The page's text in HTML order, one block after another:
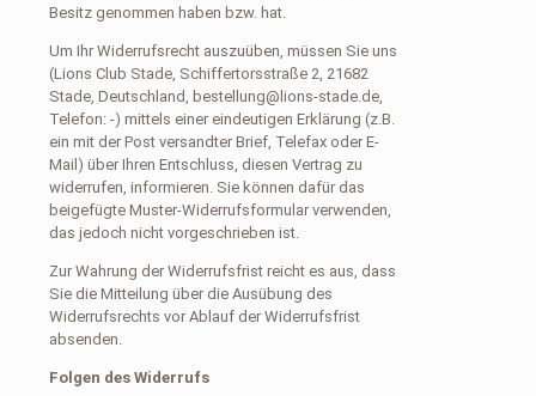
Besitz genommen haben bzw. hat.
Um Ihr Widerrufsrecht auszuüben, müssen Sie uns
(Lions Club Stade, Schiffertorsstraße 2, 21682
Stade, Deutschland, bestellung@lions-stade.de,
Telefon: -) mittels einer eindeutigen Erklärung (z.B.
ein mit der Post versandter Brief, Telefax oder E-
Mail) über Ihren Entschluss, diesen Vertrag zu
widerrufen, informieren. Sie können dafür das
beigefügte Muster-Widerrufsformular verwenden,
das jedoch nicht vorgeschrieben ist.
Zur Wahrung der Widerrufsfrist reicht es aus, dass
Sie die Mitteilung über die Ausübung des
Widerrufsrechts vor Ablauf der Widerrufsfrist
absenden.
Folgen des Widerrufs